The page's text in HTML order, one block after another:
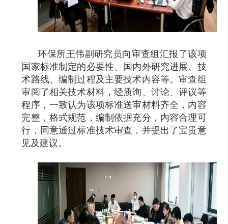
环保所王伟副研究员向审查组汇报了该项
国家标准制定的必要性、国内外研究进展、技
术路线、编制过程及主要技术内容等。审查组
审阅了相关技术材料，经质询、讨论、评议等
程序，一致认为该项标准送审材料齐全，内容
完整，格式规范，编制依据充分，内容合理可
行，同意通过标准技术审查，并提出了宝贵意
见及建议。